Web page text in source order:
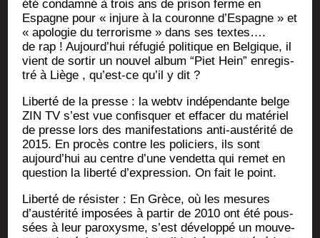
été condam­né à trois ans de pri­son ferme en
Espagne pour « injure à la cou­ronne d’Espagne » et
« apo­lo­gie du ter­ro­risme » dans ses textes….
de rap ! Aujourd’hui réfu­gié poli­tique en Bel­gique, il
vient de sor­tir un nou­vel album “Piet Hein” enre­gis­
tré à Liège , qu’est-ce qu’il y dit ?
Liber­té de la presse : la webtv indé­pen­dante belge
ZIN TV s’est vue confis­quer et effa­cer du maté­riel
de presse lors des mani­fes­ta­tions anti-aus­té­ri­té de
2015. En pro­cès contre les poli­ciers, ils sont
aujourd’hui au centre d’une ven­det­ta qui remet en
ques­tion la liber­té d’expression. On fait le point.
Liber­té de résis­ter : En Grèce, où les mesures
d’austérité impo­sées à par­tir de 2010 ont été pous­
sées à leur paroxysme, s’est déve­lop­pé un mou­ve­